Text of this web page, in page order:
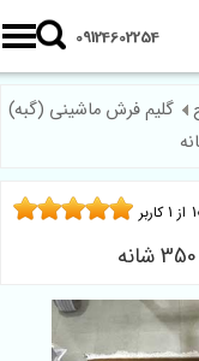
09124602254
گلیم فرش ماشینی (گبه)
از1 کاربر